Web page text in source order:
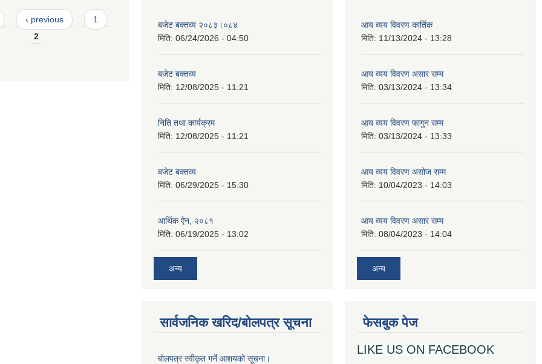
‹ previous
1
2
बजेट बक्तव्य २०८३।०८४
मिति: 06/24/2026 - 04:50
बजेट बक्तव्य
मिति: 12/08/2025 - 11:21
निति तथा कार्यक्रम
मिति: 12/08/2025 - 11:21
बजेट बक्तव्य
मिति: 06/29/2025 - 15:30
आर्थिक ऐन, २०८१
मिति: 06/19/2025 - 13:02
अन्य
सार्वजनिक खरिद/बोलपत्र सूचना
बोलपत्र स्वीकृत गर्ने आशयको सूचना।
आय व्यय विवरण कार्तिक
मिति: 11/13/2024 - 13:28
आय व्यय विवरण असार सम्म
मिति: 03/13/2024 - 13:34
आय व्यय विवरण फागुन सम्म
मिति: 03/13/2024 - 13:33
आय व्यय विवरण असोज सम्म
मिति: 10/04/2023 - 14:03
आय व्यय विवरण असार सम्म
मिति: 08/04/2023 - 14:04
अन्य
फेसबुक पेज
LIKE US ON FACEBOOK